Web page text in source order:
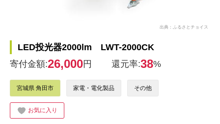
出典：ふるさとチョイス
LED投光器2000lm LWT-2000CK
寄付金額:26,000円 還元率:38%
宮城県 角田市 家電・電化製品 その他
お気に入り